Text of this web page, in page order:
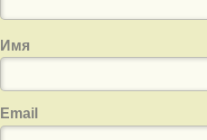
Имя
Email